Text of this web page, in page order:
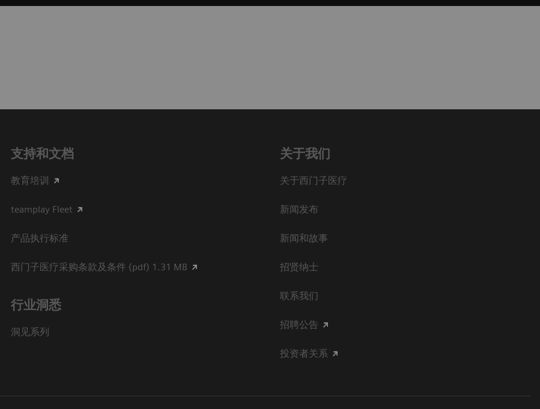
支持和文档
教育培训
teamplay Fleet
产品执行标准
西门子医疗采购条款及条件 (pdf) 1.31 MB
行业洞悉
洞见系列
关于我们
关于西门子医疗
新闻发布
新闻和故事
招贤纳士
联系我们
招聘公告
投资者关系